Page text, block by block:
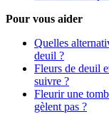
Pour vous aider
Quelles
deuil ?
Fleurs de deuil
suivre ?
Fleurir une
gèlent pas ?